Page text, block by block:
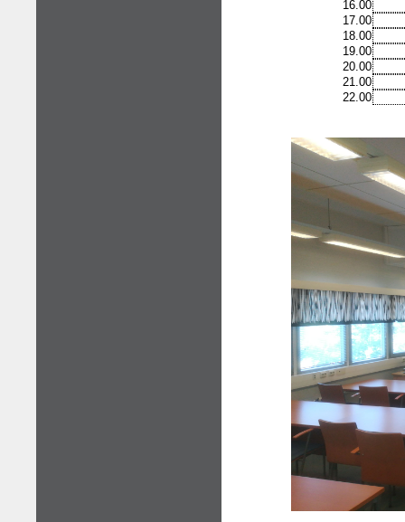
16.00
17.00
18.00
19.00
20.00
21.00
22.00